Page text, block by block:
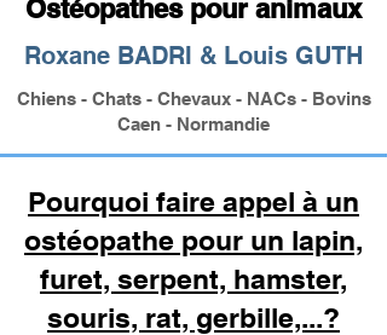
Ostéopathes pour animaux
Roxane BADRI & Louis GUTH
Chiens - Chats - Chevaux - NACs - Bovins
Caen - Normandie
Pourquoi faire appel à un
ostéopathe pour un lapin,
furet, serpent, hamster,
souris, rat, gerbille,...?